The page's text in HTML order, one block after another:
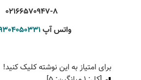
02166570947-8
واتس آپ09304050331
برای امتیاز به این نوشته کلیک کنید!